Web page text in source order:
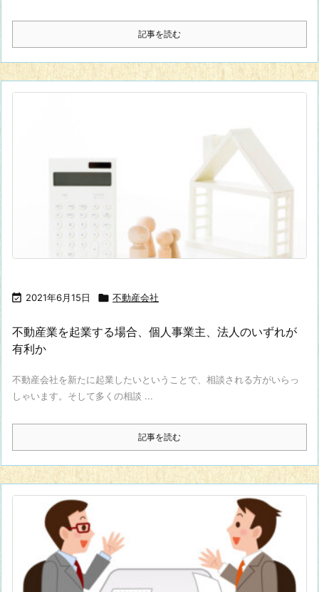
記事を読む
 2021年6月15日  不動産会社
不動産業を起業する場合、個人事業主、法人のいずれが
有利か
不動産会社を新たに起業したいということで、相談される方がいらっ
しゃいます。そして多くの相談 ...
記事を読む